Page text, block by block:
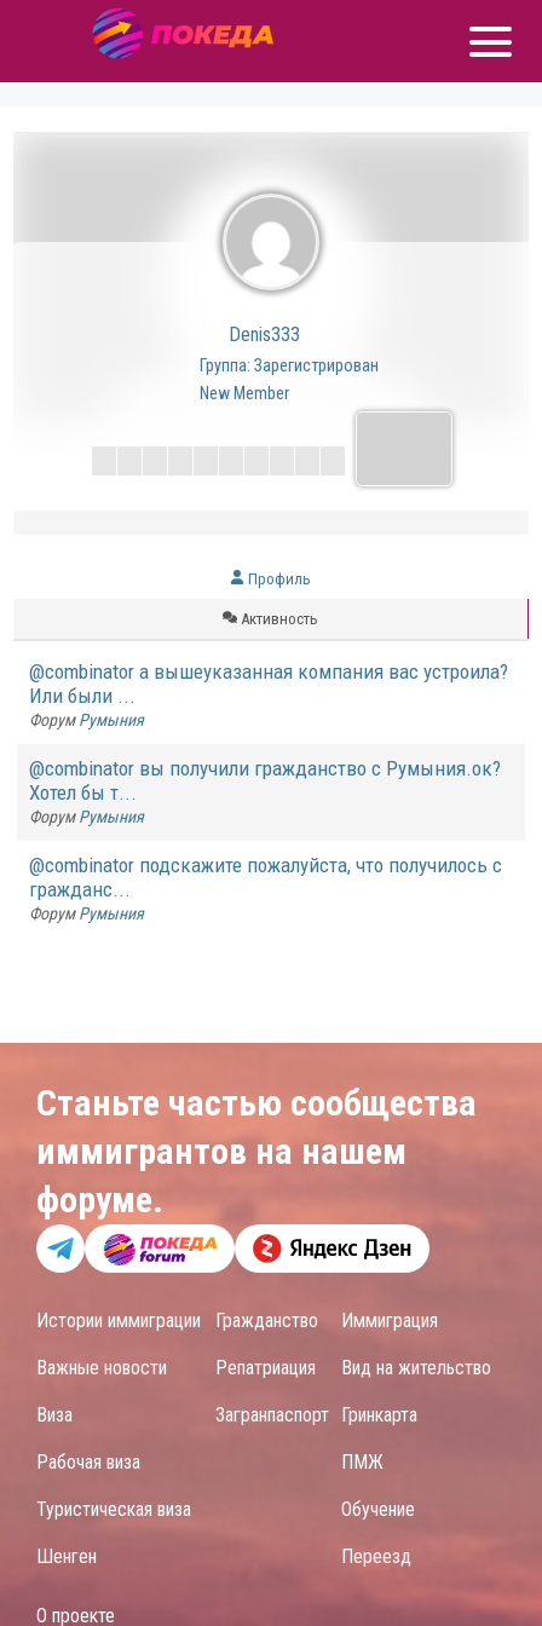
Denis333
Группа: Зарегистрирован
New Member
Профиль
Активность
@combinator а вышеуказанная компания вас устроила?
Или были ...
Форум Румыния
@combinator вы получили гражданство с Румыния.ок?
Хотел бы т...
Форум Румыния
@combinator подскажите пожалуйста, что получилось с
гражданс...
Форум Румыния
Станьте частью сообщества
иммигрантов на нашем
форуме.
Истории иммиграции
Важные новости
Виза
Рабочая виза
Туристическая виза
Шенген
Гражданство
Репатриация
Загранпаспорт
Иммиграция
Вид на жительство
Гринкарта
ПМЖ
Обучение
Переезд
О проекте